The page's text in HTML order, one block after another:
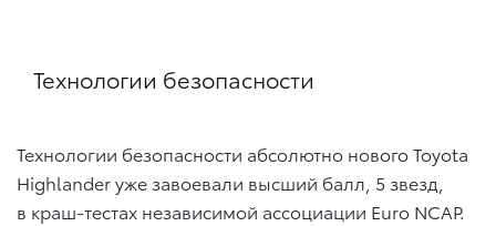
Технологии безопасности
Технологии безопасности абсолютно нового Toyota
Highlander уже завоевали высший балл, 5 звезд,
в краш-тестах независимой ассоциации Euro NCAP.